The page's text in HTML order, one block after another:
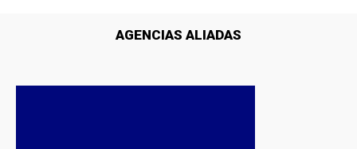
AGENCIAS ALIADAS